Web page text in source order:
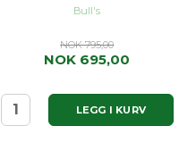
Bull's
NOK 795,00
NOK 695,00
LEGG I KURV